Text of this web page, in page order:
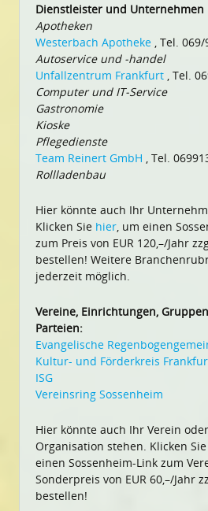
Dienstleister und Unternehmen
Apotheken
Westerbach Apotheke , Tel.
Autoservice und -handel
Unfallzentrum Frankfurt , Tel.
Computer und IT-Service
Gastronomie
Kioske
Pflegedienste
Team Reinert GmbH , Tel.
Rollladenbau
Hier könnte auch Ihr
Klicken Sie hier , um einen
zum Preis von EUR 120,–/Jahr
bestellen! Weitere
jederzeit möglich.
Vereine, Einrichtungen,
Parteien:
Evangelische
Kultur- und Förderkreis
ISG
Vereinsring Sossenheim
Hier könnte auch Ihr Verein
Organisation stehen. Klicken Sie
einen Sossenheim-Link zum
Sonderpreis von EUR 60,–/Jahr
bestellen!